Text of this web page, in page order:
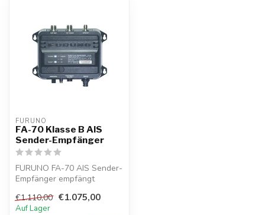
FURUNO
FA-70 Klasse B AIS
Sender-Empfänger
FURUNO FA-70 AIS Sender-
Empfänger empfängt
AIS-ausgerü...
€1.110,00 €1.075,00
Auf Lager